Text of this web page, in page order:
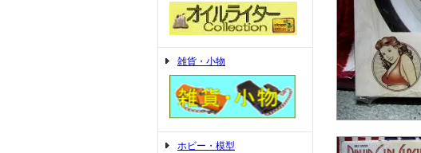
雑貨・小物
ホビー・模型